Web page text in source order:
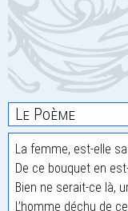
Le Poème
La femme, est-elle
De ce bouquet en
Bien ne serait-ce là,
L’homme déchu de